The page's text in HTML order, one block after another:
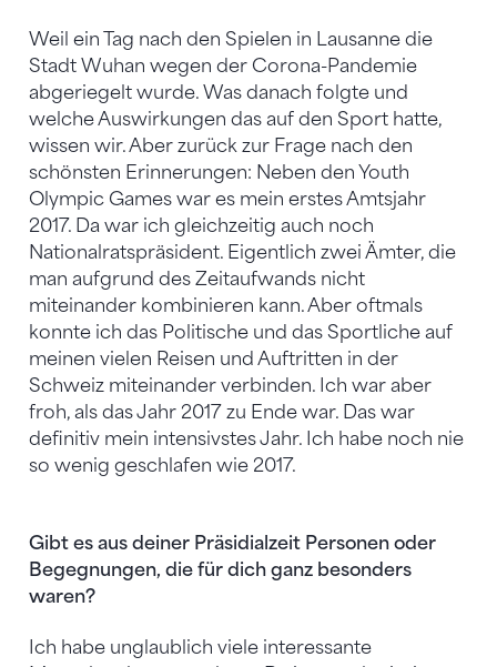
Weil ein Tag nach den Spielen in Lausanne die
Stadt Wuhan wegen der Corona-Pandemie
abgeriegelt wurde. Was danach folgte und
welche Auswirkungen das auf den Sport hatte,
wissen wir. Aber zurück zur Frage nach den
schönsten Erinnerungen: Neben den Youth
Olympic Games war es mein erstes Amtsjahr
2017. Da war ich gleichzeitig auch noch
Nationalratspräsident. Eigentlich zwei Ämter, die
man aufgrund des Zeitaufwands nicht
miteinander kombinieren kann. Aber oftmals
konnte ich das Politische und das Sportliche auf
meinen vielen Reisen und Auftritten in der
Schweiz miteinander verbinden. Ich war aber
froh, als das Jahr 2017 zu Ende war. Das war
definitiv mein intensivstes Jahr. Ich habe noch nie
so wenig geschlafen wie 2017.
Gibt es aus deiner Präsidialzeit Personen oder
Begegnungen, die für dich ganz besonders
waren?
Ich habe unglaublich viele interessante